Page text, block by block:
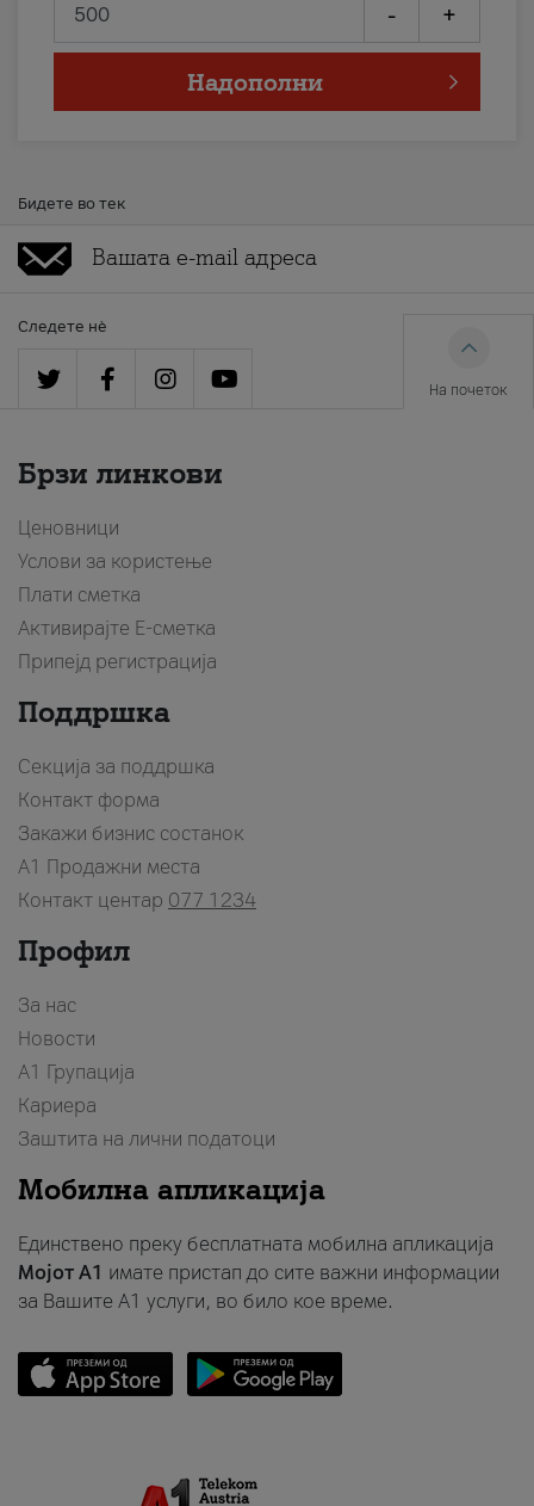
- +
Надополни
Бидете во тек
Следете нè
На почеток
Брзи линкови
Ценовници
Услови за користење
Плати сметка
Активирајте Е-сметка
Припејд регистрација
Поддршка
Секција за поддршка
Контакт форма
Закажи бизнис состанок
A1 Продажни места
Контакт центар 077 1234
Профил
За нас
Новости
А1 Групација
Кариера
Заштита на лични податоци
Мобилна апликација
Единствено преку бесплатната мобилна апликација
Мојот A1 имате пристап до сите важни информации
за Вашите A1 услуги, во било кое време.